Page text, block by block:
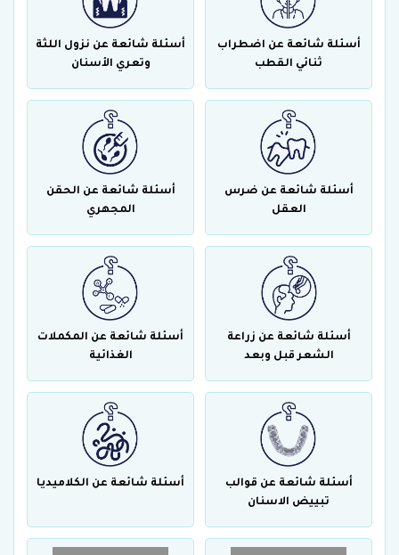
أسئلة شائعة عن اضطراب
ثنائي القطب
أسئلة شائعة عن نزول اللثة
وتعري الأسنان
أسئلة شائعة عن ضرس
العقل
أسئلة شائعة عن الحقن
المجهري
أسئلة شائعة عن زراعة
الشعر قبل وبعد
أسئلة شائعة عن المكملات
الغذائية
أسئلة شائعة عن قوالب
تبييض الاسنان
أسئلة شائعة عن الكلاميديا